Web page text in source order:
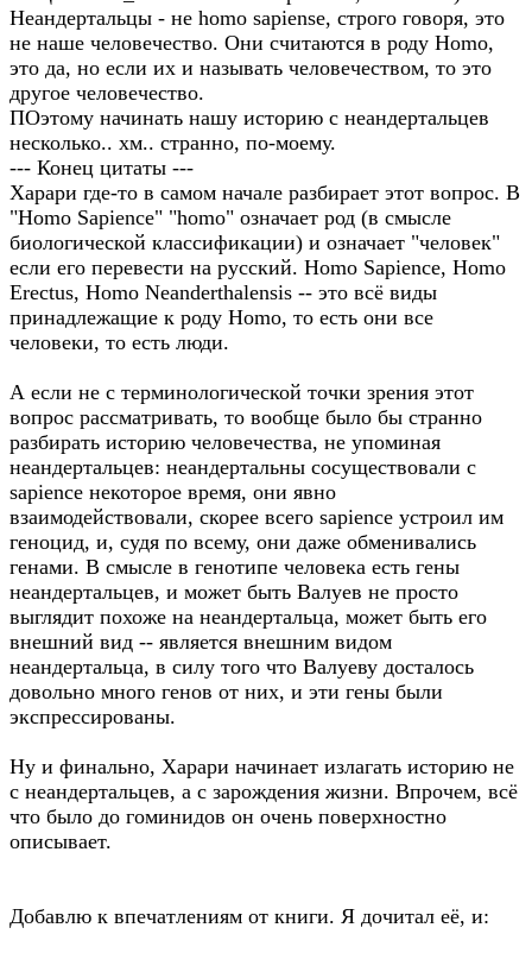
Неандертальцы - не homo sapiense, строго говоря, это
не наше человечество. Они считаются в роду Homo,
это да, но если их и называть человечеством, то это
другое человечество.
ПОэтому начинать нашу историю с неандертальцев
несколько.. хм.. странно, по-моему.
--- Конец цитаты ---
Харари где-то в самом начале разбирает этот вопрос. В
"Homo Sapience" "homo" означает род (в смысле
биологической классификации) и означает "человек"
если его перевести на русский. Homo Sapience, Homo
Erectus, Homo Neanderthalensis -- это всё виды
принадлежащие к роду Homo, то есть они все
человеки, то есть люди.
А если не с терминологической точки зрения этот
вопрос рассматривать, то вообще было бы странно
разбирать историю человечества, не упоминая
неандертальцев: неандертальны сосуществовали с
sapience некоторое время, они явно
взаимодействовали, скорее всего sapience устроил им
геноцид, и, судя по всему, они даже обменивались
генами. В смысле в генотипе человека есть гены
неандертальцев, и может быть Валуев не просто
выглядит похоже на неандертальца, может быть его
внешний вид -- является внешним видом
неандертальца, в силу того что Валуеву досталось
довольно много генов от них, и эти гены были
экспрессированы.
Ну и финально, Харари начинает излагать историю не
с неандертальцев, а с зарождения жизни. Впрочем, всё
что было до гоминидов он очень поверхностно
описывает.
Добавлю к впечатлениям от книги. Я дочитал её, и: